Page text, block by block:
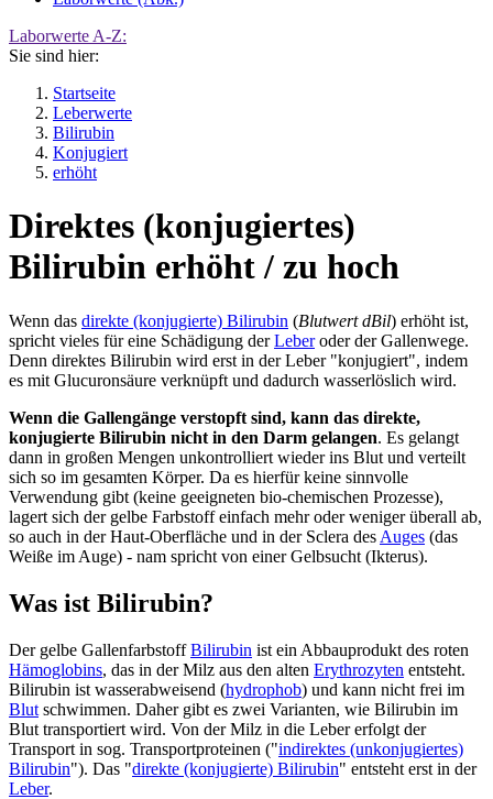
Laborwerte A-Z:
Sie sind hier:
Startseite
Leberwerte
Bilirubin
Konjugiert
erhöht
Direktes (konjugiertes)
Bilirubin erhöht / zu hoch
Wenn das direkte (konjugierte) Bilirubin (Blutwert dBil) erhöht ist,
spricht vieles für eine Schädigung derLeberoder der Gallenwege.
Denn direktes Bilirubin wird erst in der Leber "konjugiert", indem
es mit Glucuronsäure verknüpft und dadurch wasserlöslich wird.
Wenn die Gallengänge verstopft sind, kann das direkte,
konjugierte Bilirubin nicht in den Darm gelangen. Es gelangt
dann in großen Mengen unkontrolliert wieder ins Blut und verteilt
sich so im gesamten Körper. Da es hierfür keine sinnvolle
Verwendung gibt (keine geeigneten bio-chemischen Prozesse),
lagert sich der gelbe Farbstoff einfach mehr oder weniger überall ab,
so auch in der Haut-Oberfläche und in der Sclera des Auges (das
Weiße im Auge) - nam spricht von einer Gelbsucht (Ikterus).
Was ist Bilirubin?
Der gelbe GallenfarbstoffBilirubin ist ein Abbauprodukt des roten
Hämoglobins, das in der Milz aus den alten Erythrozyten entsteht.
Bilirubin ist wasserabweisend (hydrophob) und kann nicht frei im
Blut schwimmen. Daher gibt es zwei Varianten, wie Bilirubin im
Blut transportiert wird. Von der Milz in die Leber erfolgt der
Transport in sog. Transportproteinen ("indirektes (unkonjugiertes)
Bilirubin"). Das "direkte (konjugierte) Bilirubin" entsteht erst in der
Leber.